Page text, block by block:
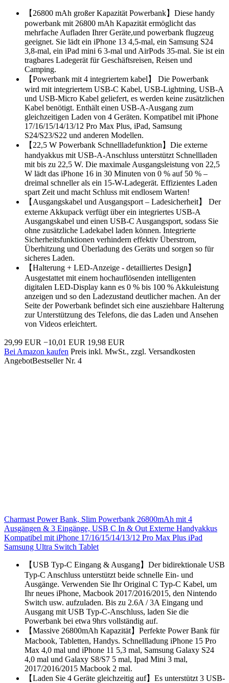
【26800 mAh großer Kapazität Powerbank】Diese handy
powerbank mit 26800 mAh Kapazität ermöglicht das
mehrfache Aufladen Ihrer Geräte,und powerbank flugzeug
geeignet. Sie lädt ein iPhone 13 4,5-mal, ein Samsung S24
3,8-mal, ein iPad mini 6 3-mal und AirPods 35-mal. Sie ist ein
tragbares Ladegerät für Geschäftsreisen, Reisen und
Camping.
【Powerbank mit 4 integriertem kabel】 Die Powerbank
wird mit integriertem USB-C Kabel, USB-Lightning, USB-A
und USB-Micro Kabel geliefert, es werden keine zusätzlichen
Kabel benötigt. Enthält einen USB-A-Ausgang zum
gleichzeitigen Laden von 4 Geräten. Kompatibel mit iPhone
17/16/15/14/13/12 Pro Max Plus, iPad, Samsung
S24/S23/S22 und anderen Modellen.
【22,5 W Powerbank Schnellladefunktion】Die externe
handyakkus mit USB-A-Anschluss unterstützt Schnellladen
mit bis zu 22,5 W. Die maximale Ausgangsleistung von 22,5
W lädt das iPhone 16 in 30 Minuten von 0 % auf 50 % –
dreimal schneller als ein 15-W-Ladegerät. Effizientes Laden
spart Zeit und macht Schluss mit endlosem Warten!
【Ausgangskabel und Ausgangsport – Ladesicherheit】 Der
externe Akkupack verfügt über ein integriertes USB-A
Ausgangskabel und einen USB-C Ausgangsport, sodass Sie
ohne zusätzliche Ladekabel laden können. Integrierte
Sicherheitsfunktionen verhindern effektiv Überstrom,
Überhitzung und Überladung des Geräts und sorgen so für
sicheres Laden.
【Halterung + LED-Anzeige - detailliertes Design】
Ausgestattet mit einem hochauflösenden intelligenten
digitalen LED-Display kann es 0 % bis 100 % Akkuleistung
anzeigen und so den Ladezustand deutlicher machen. An der
Seite der Powerbank befindet sich eine ausziehbare Halterung
zur Unterstützung des Telefons, die das Laden und Ansehen
von Videos erleichtert.
29,99 EUR −10,01 EUR 19,98 EUR
Bei Amazon kaufen Preis inkl. MwSt., zzgl. Versandkosten
AngebotBestseller Nr. 4
Charmast Power Bank, Slim Powerbank 26800mAh mit 4
Ausgängen & 3 Eingänge, USB C In & Out Externe Handyakkus
Kompatibel mit iPhone 17/16/15/14/13/12 Pro Max Plus iPad
Samsung Ultra Switch Tablet
【USB Typ-C Eingang & Ausgang】Der bidirektionale USB
Typ-C Anschluss unterstützt beide schnelle Ein- und
Ausgänge. Verwenden Sie Ihr Original C Typ-C Kabel, um
Ihr neues iPhone, Macbook 2017/2016/2015, den Nintendo
Switch usw. aufzuladen. Bis zu 2.6A / 3A Eingang und
Ausgang mit USB Typ-C-Anschluss, laden Sie die
Powerbank bei etwa 9hrs vollständig auf.
【Massive 26800mAh Kapazität】Perfekte Power Bank für
Macbook, Tabletten, Handys. Schnellladung iPhone 15 Pro
Max 4,0 mal und iPhone 11 5,3 mal, Samsung Galaxy S24
4,0 mal und Galaxy S8/S7 5 mal, Ipad Mini 3 mal,
2017/2016/2015 Macbook 2 mal.
【Laden Sie 4 Geräte gleichzeitig auf】Es unterstützt 3 USB-